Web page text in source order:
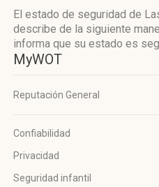
El estado de seguridad de
describe de la siguiente
informa que su estado es
MyWOT
Reputación General
Confiabilidad
Privacidad
Seguridad infantil